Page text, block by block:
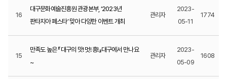
16
대구문화예술진흥원 관광본부, ‘2023년
판타지아 페스타’ 맞아 다양한 이벤트 개최
관리자
2023-
05-11
1774
15
만족도 높은 『대구의 맛! 멋! 흥!』대구에서 만나요
~
관리자
2023-
05-09
1608